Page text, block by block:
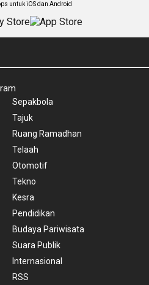
untuk iOS dan Android
Sepakbola
Tajuk
Ruang Ramadhan
Telaah
Otomotif
Tekno
Kesra
Pendidikan
Budaya Pariwisata
Suara Publik
Internasional
RSS